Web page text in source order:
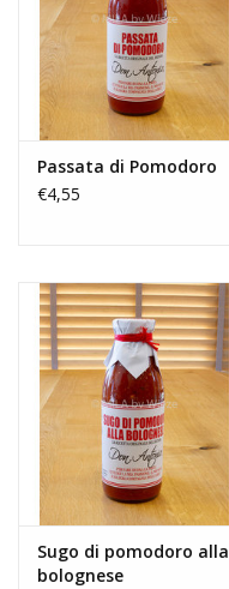
Passata di Pomodoro
€4,55
Sugo di pomodoro alla
bolognese